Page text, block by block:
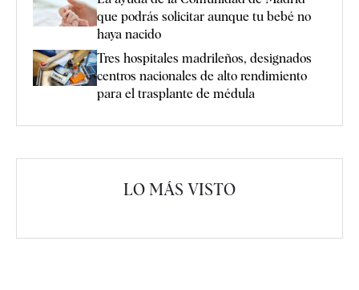
que podrás solicitar aunque tu bebé no
haya nacido
Tres hospitales madrileños, designados
centros nacionales de alto rendimiento
para el trasplante de médula
LO MÁS VISTO